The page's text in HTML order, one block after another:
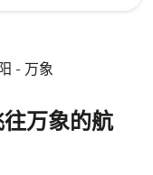
- 万象
万象的航
您的筛选条件。